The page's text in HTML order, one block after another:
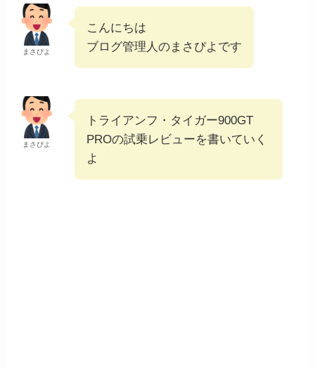
まさぴよ
こんにちは
ブログ管理人のまさぴよです
まさぴよ
トライアンフ・タイガー900GT
PROの試乗レビューを書いていく
よ